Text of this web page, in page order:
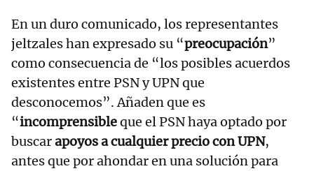
En un duro comunicado, los representantes
jeltzales han expresado su “preocupación”
como consecuencia de “los posibles acuerdos
existentes entre PSN y UPN que
desconocemos”. Añaden que es
“incomprensibleque el PSN haya optado por
buscarapoyos a cualquier precio con UPN,
antes que por ahondar en una solución para